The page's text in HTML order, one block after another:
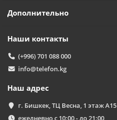
Дополнительно
Наши контакты
(+996) 701 088 000
info@telefon.kg
Наш адрес
г. Бишкек, ТЦ Весна, 1 этаж А15
ежедневно с 10:00 - до 21:00